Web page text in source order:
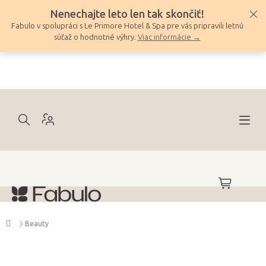
obsah
Nenechajte leto len tak skončiť!
Fabulo v spolupráci s Le Primore Hotel & Spa pre vás pripravili letnú
súťaž o hodnotné výhry. Viac informácie →
NÁKUPNÝ
KOŠÍK
Domov
Beauty